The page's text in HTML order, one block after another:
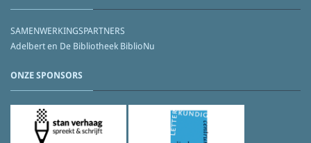
SAMENWERKINGSPARTNERS
Adelbert en De Bibliotheek BiblioNu
ONZE SPONSORS